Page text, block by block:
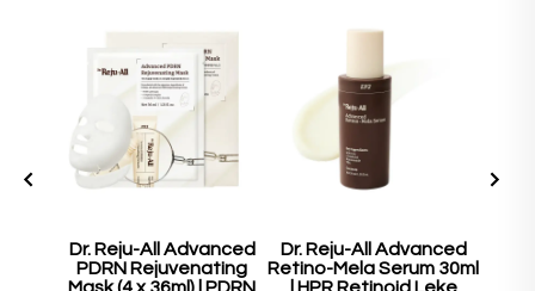
Dr. Reju-All Advanced
PDRN Rejuvenating
Dr. Reju-All Advanced
Retino-Mela Serum 30ml